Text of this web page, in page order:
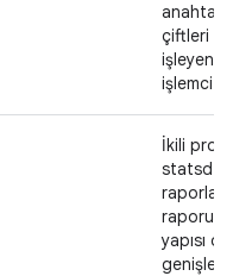
anahtar/
çiftleri
işleyen
işlemci.
İkili
statsd
raporu
yapısı